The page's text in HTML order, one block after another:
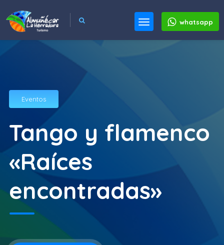
whatsapp
Eventos
Tango y flamenco
«Raíces
encontradas»